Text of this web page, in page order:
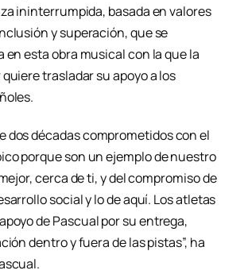
ininterrumpida, basada en valores
y superación, que se
en esta obra musical con la que la
trasladar su apoyo a los
dos décadas comprometidos con el
porque son un ejemplo de nuestro
cerca de ti, y del compromiso de
social y lo de aquí. Los atletas
de Pascual por su entrega,
dentro y fuera de las pistas”, ha